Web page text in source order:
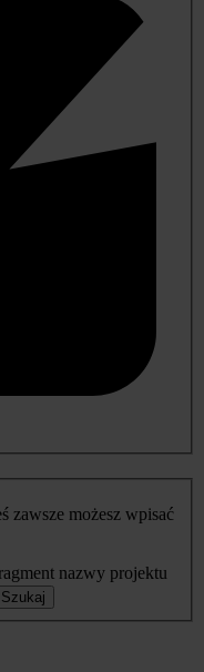
zawsze możesz wpisać
nazwy projektu
Szukaj